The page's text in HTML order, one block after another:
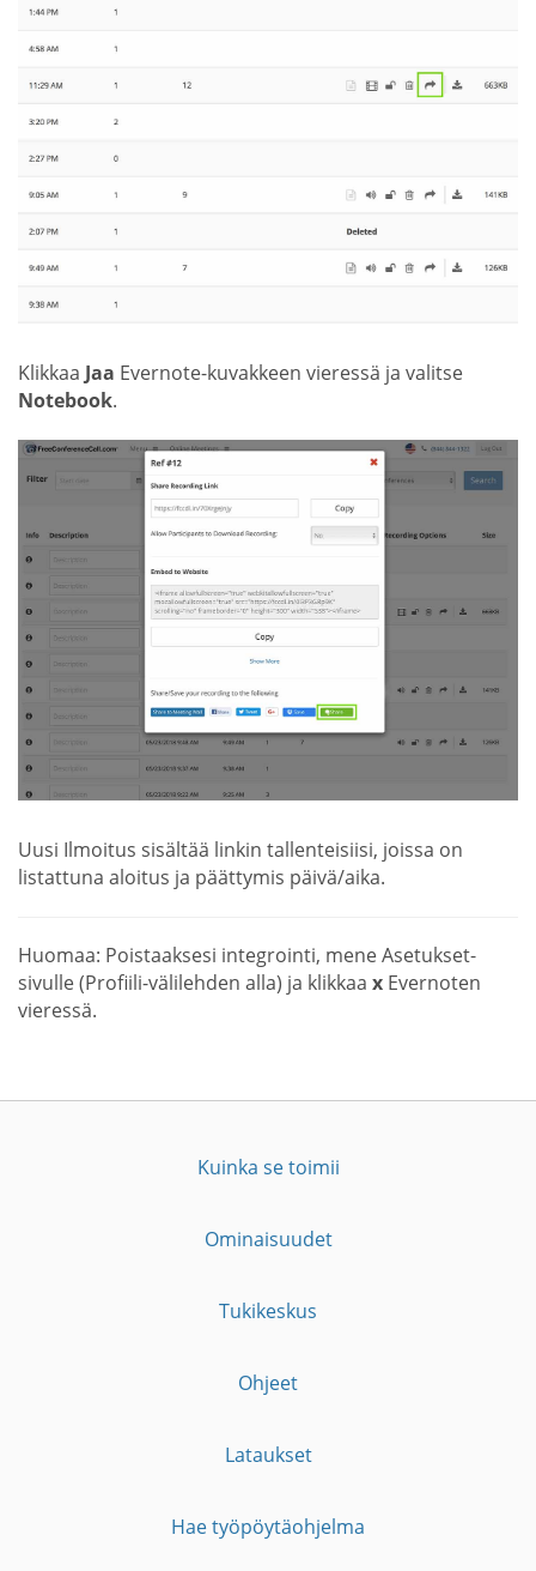
Klikkaa Jaa Evernote-kuvakkeen vieressä ja valitse
Notebook.
Uusi Ilmoitus sisältää linkin tallenteisiisi, joissa on
listattuna aloitus ja päättymis päivä/aika.
Huomaa: Poistaaksesi integrointi, mene Asetukset-
sivulle (Profiili-välilehden alla) ja klikkaa x Evernoten
vieressä.
Kuinka se toimii
Ominaisuudet
Tukikeskus
Ohjeet
Lataukset
Hae työpöytäohjelma